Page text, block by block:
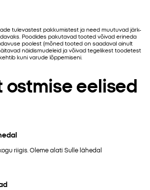
tulevastest pakkumistest ja need muutuvad järk-
Poodides pakutavad tooted võivad erineda
poolest (mõned tooted on saadaval ainult
näidismudeleid ja võivad tegelikest toodetest
kuni varude lõppemiseni.
ostmise eelised
riigis. Oleme alati Sulle lähedal